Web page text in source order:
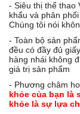
- Siêu thị thể thao
khẩu và phân
Chúng tôi nói
- Toàn bộ sản
đều có đầy đủ
hàng nhái không
giá trị sản phẩm
- Phương châm
khỏe của bạn là
khỏe là sự lựa